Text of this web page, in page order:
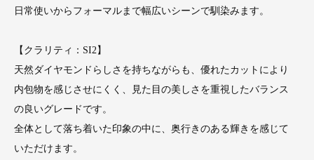
日常使いからフォーマルまで幅広いシーンで馴染みます。
【クラリティ：SI2】
天然ダイヤモンドらしさを持ちながらも、優れたカットにより
内包物を感じさせにくく、見た目の美しさを重視したバランス
の良いグレードです。
全体として落ち着いた印象の中に、奥行きのある輝きを感じて
いただけます。